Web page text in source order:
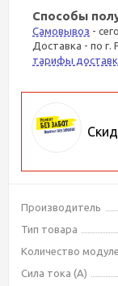
Способы
Самовывоз -
Доставка - по г.
тарифы
Производитель
Тип товара
Количество
Сила тока (А)